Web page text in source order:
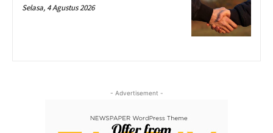
Selasa, 4 Agustus 2026
- Advertisement -